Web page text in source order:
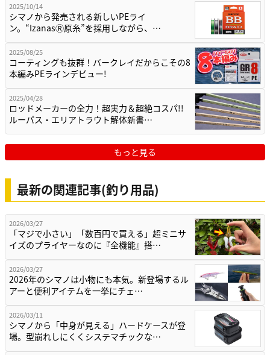
2025/10/14
シマノから発売される新しいPEライ
ン。“IzanasⓇ原糸”を採用しながら、…
2025/08/25
コーティングも抜群！バークレイだからこその8
本編みPEラインデビュー!
2025/04/28
ロッドメーカーの全力！超実力＆超絶コスパ!!
ルーパス・エリアトラウト解体新書…
もっと見る
最新の関連記事(釣り用品)
2026/03/27
「マジで小さい」「数百円で買える」超ミニサ
イズのプライヤーなのに『全機能』搭…
2026/03/27
2026年のシマノは小物にも本気。新登場するル
アーと便利アイテムを一挙にチェ…
2026/03/11
シマノから「中身が見える」ハードケースが登
場。型崩れしにくくシステマチックな…